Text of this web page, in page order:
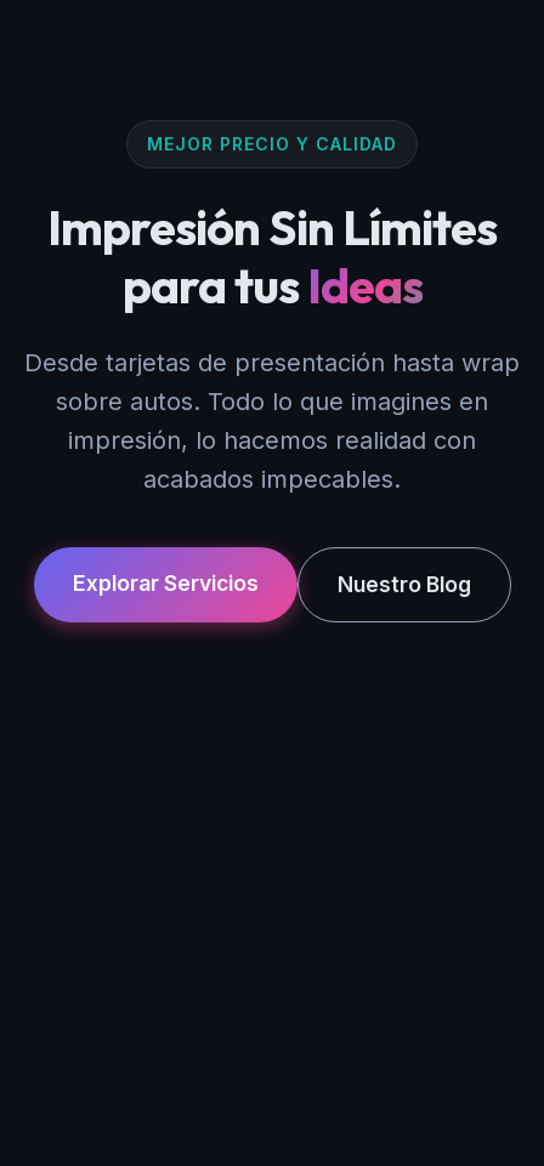
MEJOR PRECIO Y CALIDAD
Impresión Sin Límites
para tusIdeas
Desde tarjetas de presentación hasta wrap
sobre autos. Todo lo que imagines en
impresión, lo hacemos realidad con
acabados impecables.
Explorar Servicios Nuestro Blog